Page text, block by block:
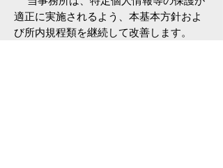
適正に実施されるよう、本基本方針およ
び所内規程類を継続して改善します。